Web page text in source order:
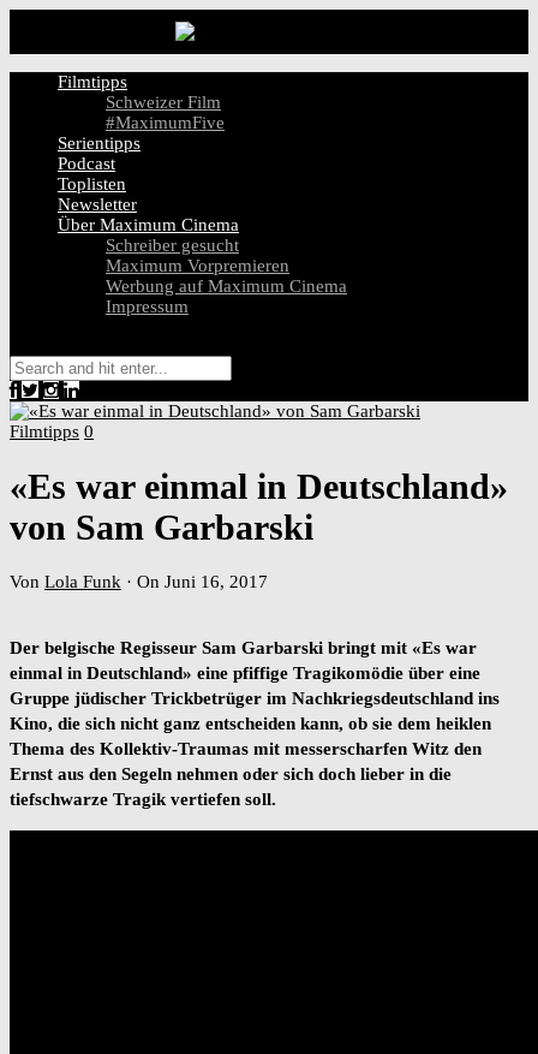
Filmtipps
Schweizer Film
#MaximumFive
Serientipps
Podcast
Toplisten
Newsletter
Über Maximum Cinema
Schreiber gesucht
Maximum Vorpremieren
Werbung auf Maximum Cinema
Impressum
Filmtipps 0
«Es war einmal in Deutschland»
von Sam Garbarski
Von Lola Funk · On Juni 16, 2017
Der belgische Regisseur Sam Garbarski bringt mit «Es war
einmal in Deutschland» eine pfiffige Tragikomödie über eine
Gruppe jüdischer Trickbetrüger im Nachkriegsdeutschland ins
Kino, die sich nicht ganz entscheiden kann, ob sie dem heiklen
Thema des Kollektiv-Traumas mit messerscharfen Witz den
Ernst aus den Segeln nehmen oder sich doch lieber in die
tiefschwarze Tragik vertiefen soll.